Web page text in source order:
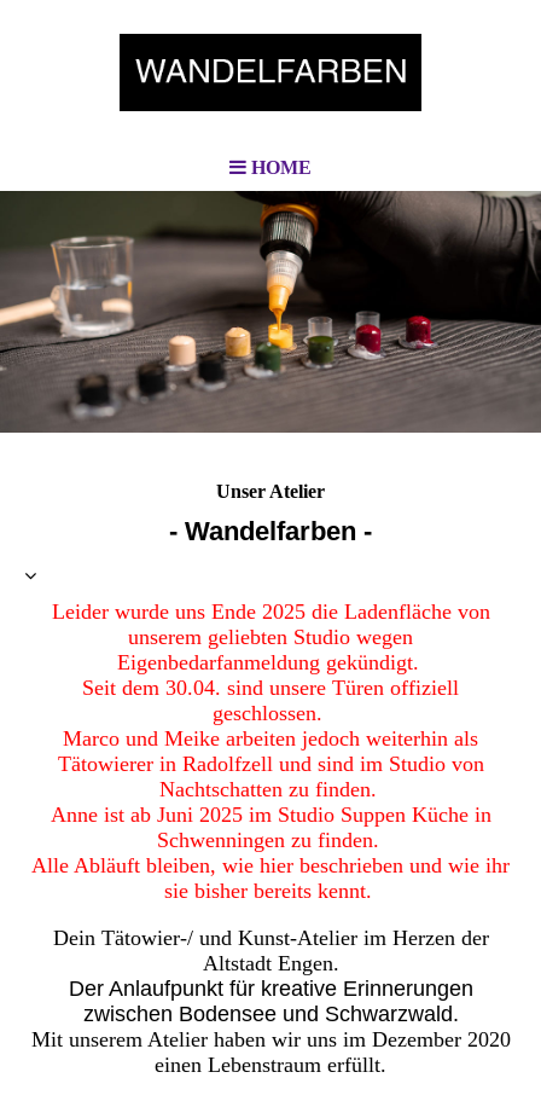
HOME
Unser Atelier
- Wandelfarben -
Leider wurde uns Ende 2025 die Ladenfläche von
unserem geliebten Studio wegen
Eigenbedarfanmeldung gekündigt.
Seit dem 30.04. sind unsere Türen offiziell
geschlossen.
Marco und Meike arbeiten jedoch weiterhin als
Tätowierer in Radolfzell und sind im Studio von
Nachtschatten zu finden.
Anne ist ab Juni 2025 im Studio Suppen Küche in
Schwenningen zu finden.
Alle Abläuft bleiben, wie hier beschrieben und wie ihr
sie bisher bereits kennt.
Dein Tätowier-/ und Kunst-Atelier im Herzen der
Altstadt Engen.
Der Anlaufpunkt für kreative Erinnerungen
zwischen Bodensee und Schwarzwald.
Mit unserem Atelier haben wir uns im Dezember 2020
einen Lebenstraum erfüllt.